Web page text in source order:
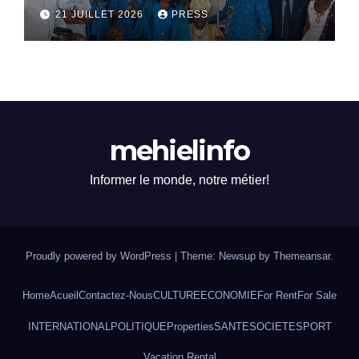
hommage vibrant au
Professeur YAO-DJE
Christophe
21 JUILLET 2026 PRESS
mehielinfo
Informer le monde, notre métier!
Proudly powered by WordPress Theme: Newsup by Themeansar.
HomeAcueilContactez-NousCULTUREECONOMIEFor RentFor Sale
INTERNATIONAL POLITIQUEPropertiesSANTESOCIETESPORT